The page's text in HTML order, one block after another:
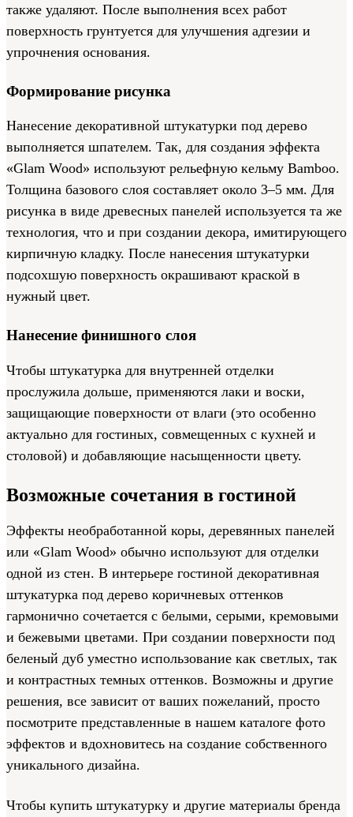
также удаляют. После выполнения всех работ
поверхность грунтуется для улучшения адгезии и
упрочнения основания.
Формирование рисунка
Нанесение декоративной штукатурки под дерево
выполняется шпателем. Так, для создания эффекта
«Glam Wood» используют рельефную кельму Bamboo.
Толщина базового слоя составляет около 3–5 мм. Для
рисунка в виде древесных панелей используется та же
технология, что и при создании декора, имитирующего
кирпичную кладку. После нанесения штукатурки
подсохшую поверхность окрашивают краской в
нужный цвет.
Нанесение финишного слоя
Чтобы штукатурка для внутренней отделки
прослужила дольше, применяются лаки и воски,
защищающие поверхности от влаги (это особенно
актуально для гостиных, совмещенных с кухней и
столовой) и добавляющие насыщенности цвету.
Возможные сочетания в гостиной
Эффекты необработанной коры, деревянных панелей
или «Glam Wood» обычно используют для отделки
одной из стен. В интерьере гостиной декоративная
штукатурка под дерево коричневых оттенков
гармонично сочетается с белыми, серыми, кремовыми
и бежевыми цветами. При создании поверхности под
беленый дуб уместно использование как светлых, так
и контрастных темных оттенков. Возможны и другие
решения, все зависит от ваших пожеланий, просто
посмотрите представленные в нашем каталоге фото
эффектов и вдохновитесь на создание собственного
уникального дизайна.
Чтобы купить штукатурку и другие материалы бренда